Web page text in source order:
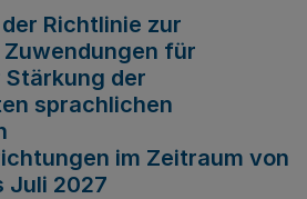
Richtlinie zur
für
Stärkung der
sprachlichen
im Zeitraum von
Juli 2027